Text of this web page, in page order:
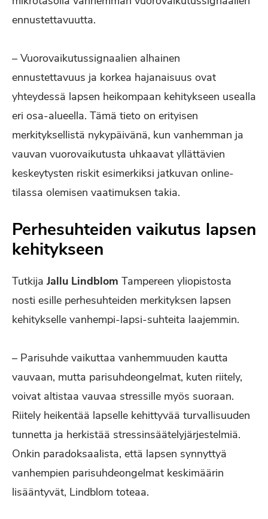
ennustettavuutta.
– Vuorovaikutussignaalien alhainen
ennustettavuus ja korkea hajanaisuus ovat
yhteydessä lapsen heikompaan kehitykseen usealla
eri osa-alueella. Tämä tieto on erityisen
merkityksellistä nykypäivänä, kun vanhemman ja
vauvan vuorovaikutusta uhkaavat yllättävien
keskeytysten riskit esimerkiksi jatkuvan online-
tilassa olemisen vaatimuksen takia.
Perhesuhteiden vaikutus lapsen
kehitykseen
Tutkija Jallu Lindblom Tampereen yliopistosta
nosti esille perhesuhteiden merkityksen lapsen
kehitykselle vanhempi-lapsi-suhteita laajemmin.
– Parisuhde vaikuttaa vanhemmuuden kautta
vauvaan, mutta parisuhdeongelmat, kuten riitely,
voivat altistaa vauvaa stressille myös suoraan.
Riitely heikentää lapselle kehittyvää turvallisuuden
tunnetta ja herkistää stressinsäätelyjärjestelmiä.
Onkin paradoksaalista, että lapsen synnyttyä
vanhempien parisuhdeongelmat keskimäärin
lisääntyvät, Lindblom toteaa.